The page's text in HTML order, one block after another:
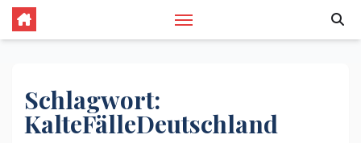
Schlagwort:
KalteFälleDeutschland